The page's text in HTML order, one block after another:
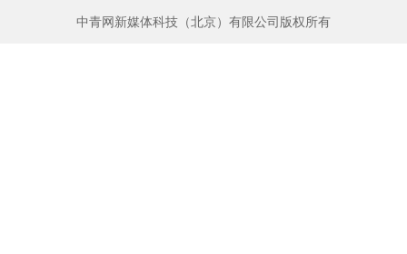
中青网新媒体科技（北京）有限公司版权所有